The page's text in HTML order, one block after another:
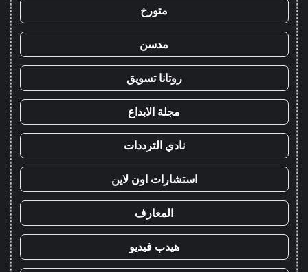
متورخ
مدسن
روتانا تسويق
مجلة الابداع
نادي الترددات
استشارات اون لاين
المعارف
هيدب فيديو